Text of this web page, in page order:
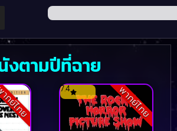
งตามปีที่ฉาย
ย์ไทย พากย์ไทย
7.4